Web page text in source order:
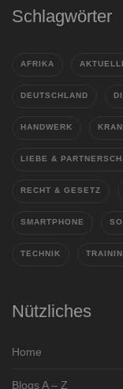
Schlagwörter
AFRIKA
DEUTSCHLAND
HANDWERK
LIEBE &
RECHT & GESETZ
SMARTPHONE
TECHNIK
Nützliches
Home
Blogs A – Z